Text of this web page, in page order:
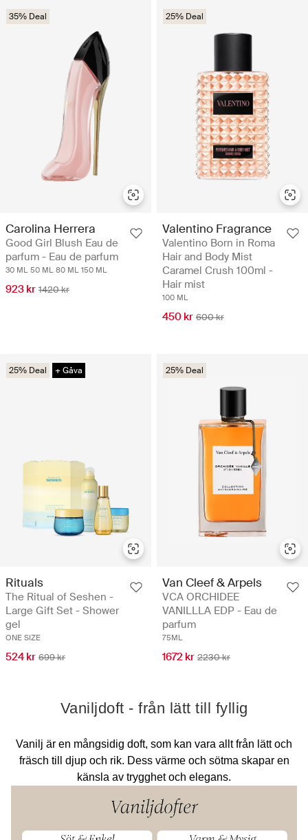
35% Deal
Carolina Herrera
Good Girl Blush Eau de
parfum - Eau de parfum
30 ML 50 ML 80 ML 150 ML
923 kr 1420 kr
25% Deal
Valentino Fragrance
Valentino Born in Roma
Hair and Body Mist
Caramel Crush 100ml -
Hair mist
100 ML
450 kr 600 kr
25% Deal + Gåva
Rituals
The Ritual of Seshen -
Large Gift Set - Shower
gel
ONE SIZE
524 kr 699 kr
25% Deal
Van Cleef & Arpels
VCA ORCHIDEE
VANILLLA EDP - Eau de
parfum
75ML
1672 kr 2230 kr
Vaniljdoft - från lätt till fyllig
Vanilj är en mångsidig doft, som kan vara allt från lätt och
fräsch till djup och rik. Dess värme och sötma skapar en
känsla av trygghet och elegans.